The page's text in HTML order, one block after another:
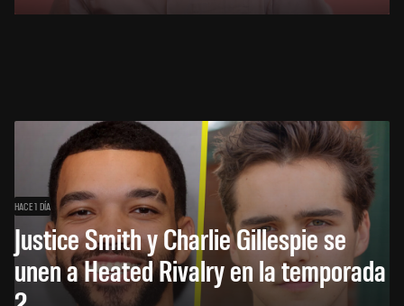
HACE 1 DÍA
Justice Smith y Charlie Gillespie se
unen a Heated Rivalry en la temporada